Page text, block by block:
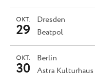
Dresden
OKT.
29 Beatpol
Berlin
OKT.
30 Astra Kulturhaus